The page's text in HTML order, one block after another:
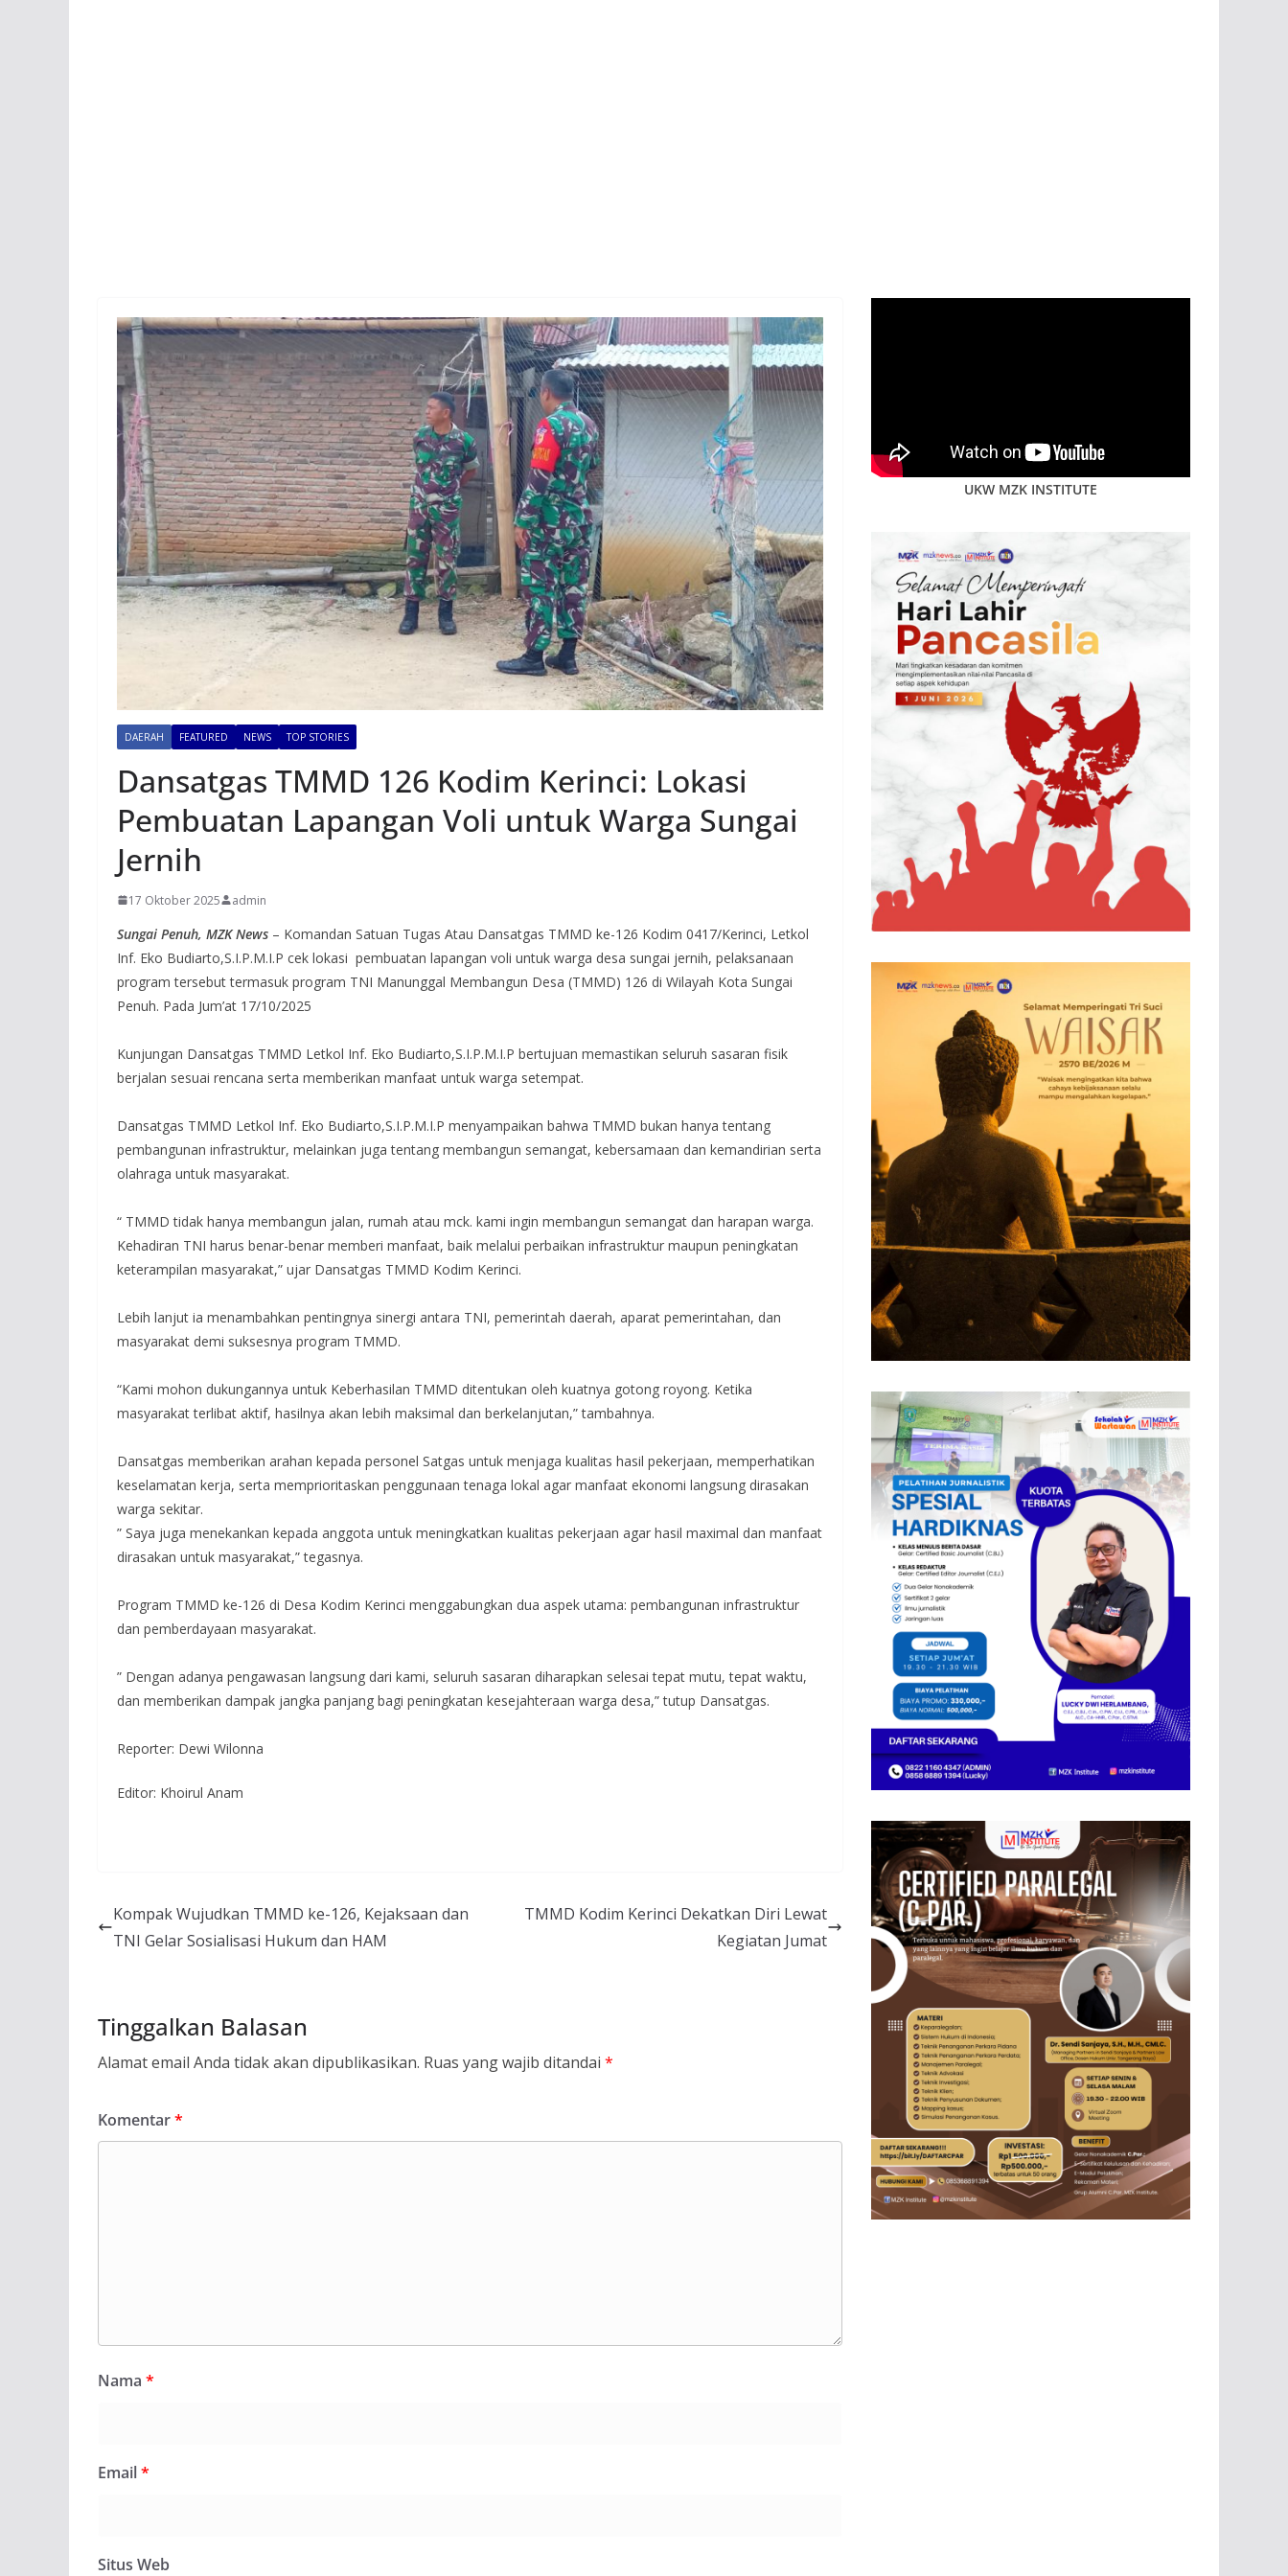
DAERAH FEATURED NEWS TOP STORIES
‎Dansatgas TMMD 126 Kodim Kerinci: Lokasi
Pembuatan Lapangan Voli untuk Warga Sungai
Jernih
17 Oktober 2025 admin
‎Sungai Penuh, MZK News – Komandan Satuan Tugas Atau Dansatgas TMMD ke-126 Kodim 0417/Kerinci, Letkol
Inf. Eko Budiarto,S.I.P.M.I.P cek lokasi pembuatan lapangan voli untuk warga desa sungai jernih, pelaksanaan
program tersebut termasuk program TNI Manunggal Membangun Desa (TMMD) 126 di Wilayah Kota Sungai
Penuh. Pada Jum’at 17/10/2025
‎Kunjungan Dansatgas TMMD Letkol Inf. Eko Budiarto,S.I.P.M.I.P bertujuan memastikan seluruh sasaran fisik
berjalan sesuai rencana serta memberikan manfaat untuk warga setempat.
‎Dansatgas TMMD Letkol Inf. Eko Budiarto,S.I.P.M.I.P menyampaikan bahwa TMMD bukan hanya tentang
pembangunan infrastruktur, melainkan juga tentang membangun semangat, kebersamaan dan kemandirian serta
olahraga untuk masyarakat.
‎“ TMMD tidak hanya membangun jalan, rumah atau mck. kami ingin membangun semangat dan harapan warga.
Kehadiran TNI harus benar-benar memberi manfaat, baik melalui perbaikan infrastruktur maupun peningkatan
keterampilan masyarakat,” ujar Dansatgas TMMD Kodim Kerinci.
‎Lebih lanjut ia menambahkan pentingnya sinergi antara TNI, pemerintah daerah, aparat pemerintahan, dan
masyarakat demi suksesnya program TMMD.
‎“Kami mohon dukungannya untuk Keberhasilan TMMD ditentukan oleh kuatnya gotong royong. Ketika
masyarakat terlibat aktif, hasilnya akan lebih maksimal dan berkelanjutan,” tambahnya.
‎Dansatgas memberikan arahan kepada personel Satgas untuk menjaga kualitas hasil pekerjaan, memperhatikan
keselamatan kerja, serta memprioritaskan penggunaan tenaga lokal agar manfaat ekonomi langsung dirasakan
warga sekitar.
‎” Saya juga menekankan kepada anggota untuk meningkatkan kualitas pekerjaan agar hasil maximal dan manfaat
dirasakan untuk masyarakat,” tegasnya.
‎Program TMMD ke-126 di Desa Kodim Kerinci menggabungkan dua aspek utama: pembangunan infrastruktur
dan pemberdayaan masyarakat.
‎” Dengan adanya pengawasan langsung dari kami, seluruh sasaran diharapkan selesai tepat mutu, tepat waktu,
dan memberikan dampak jangka panjang bagi peningkatan kesejahteraan warga desa,” tutup Dansatgas.
Reporter: Dewi Wilonna
Editor: Khoirul Anam
Kompak Wujudkan TMMD ke-126, Kejaksaan dan
TNI Gelar Sosialisasi Hukum dan HAM
TMMD Kodim Kerinci Dekatkan Diri Lewat
Kegiatan Jumat
Tinggalkan Balasan
Alamat email Anda tidak akan dipublikasikan. Ruas yang wajib ditandai *
Komentar*
Nama *
Email*
Situs Web
UKW MZK INSTITUTE